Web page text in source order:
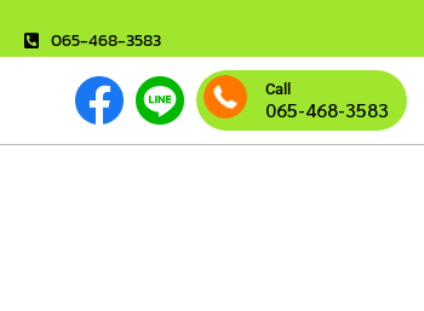
065-468-3583
Call
065-468-3583